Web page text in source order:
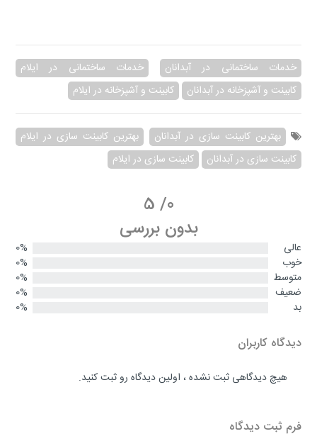
خدمات ساختمانی در آبدانان
خدمات ساختمانی در ایلام
کابینت و آشپزخانه در آبدانان
کابینت و آشپزخانه در ایلام
بهترین کابینت سازی در آبدانان
بهترین کابینت سازی در ایلام
کابینت سازی در آبدانان
کابینت سازی در ایلام
0
/
5
بدون بررسی
عالی
0%
خوب
0%
متوسط
0%
ضعیف
0%
بد
0%
دیدگاه کاربران
هیچ دیدگاهی ثبت نشده ، اولین دیدگاه رو ثبت کنید.
فرم ثبت دیدگاه